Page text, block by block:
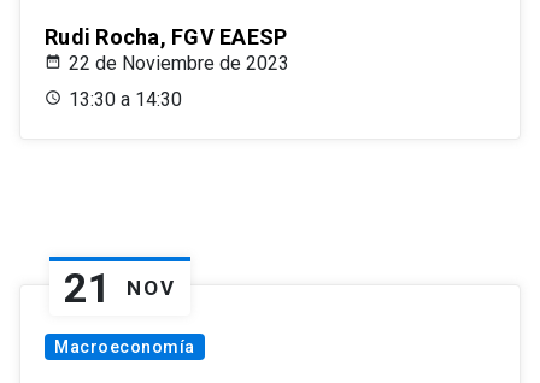
Rudi Rocha, FGV EAESP
22 de Noviembre de 2023
13:30 a 14:30
21 NOV
Macroeconomía